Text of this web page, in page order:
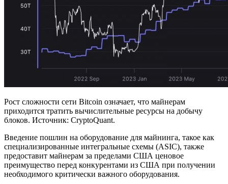
Рост сложности сети Bitcoin означает, что майнерам
приходится тратить вычислительные ресурсы на добычу
блоков. Источник: CryptoQuant.
Введение пошлин на оборудование для майнинга, такое как
специализированные интегральные схемы (ASIC), также
предоставит майнерам за пределами США ценовое
преимущество перед конкурентами из США при получении
необходимого критически важного оборудования.